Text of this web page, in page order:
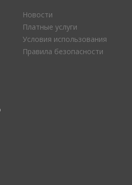
Новости
Платные услуги
Условия использования
Правила безопасности